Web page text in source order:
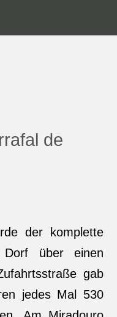
de
der komplette
über einen
gab
jedes Mal 530